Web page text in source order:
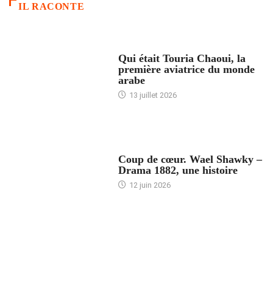
IL RACONTE
Qui était Touria Chaoui, la
première aviatrice du monde
arabe
13 juillet 2026
Coup de cœur. Wael Shawky –
Drama 1882, une histoire
12 juin 2026